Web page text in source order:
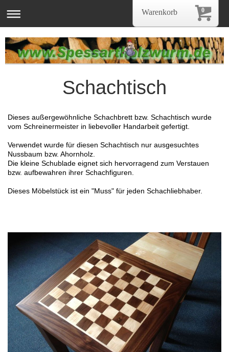
Schachtisch
Dieses außergewöhnliche Schachbrett bzw. Schachtisch wurde
vom Schreinermeister in liebevoller Handarbeit gefertigt.
Verwendet wurde für diesen Schachtisch nur ausgesuchtes
Nussbaum bzw. Ahornholz.
Die kleine Schublade eignet sich hervorragend zum Verstauen
bzw. aufbewahren ihrer Schachfiguren.
Dieses Möbelstück ist ein "Muss" für jeden Schachliebhaber.
0
Warenkorb